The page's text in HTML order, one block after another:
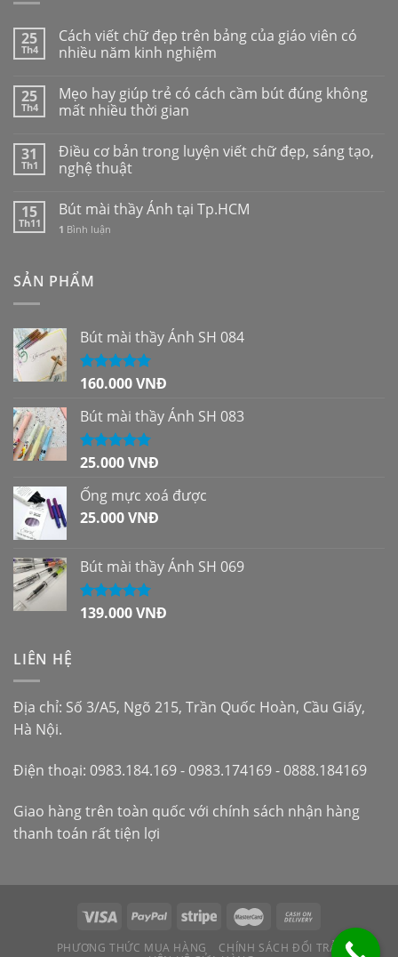
25
Th4
Cách viết chữ đẹp trên bảng của giáo viên có
nhiều năm kinh nghiệm
25
Th4
Mẹo hay giúp trẻ có cách cầm bút đúng không
mất nhiều thời gian
31
Th1
Điều cơ bản trong luyện viết chữ đẹp, sáng tạo,
nghệ thuật
15
Th11
Bút mài thầy Ánh tại Tp.HCM
1 Bình luận
SẢN PHẨM
Bút mài thầy Ánh SH 084
Được xếp
sao
160.000VNĐ
Bút mài thầy Ánh SH 083
Được xếp
sao
25.000VNĐ
Ống mực xoá được
25.000VNĐ
Bút mài thầy Ánh SH 069
Được xếp
139.000VNĐ
LIÊN HỆ
Địa chỉ: Số 3/A5, Ngõ 215, Trần Quốc Hoàn, Cầu Giấy,
Hà Nội.
Điện thoại: 0983.184.169 - 0983.174169 - 0888.184169
Giao hàng trên toàn quốc với chính sách nhận hàng
thanh toán rất tiện lợi
PHƯƠNG THỨC MUA HÀNG
CHÍNH SÁCH ĐỔI TRẢ